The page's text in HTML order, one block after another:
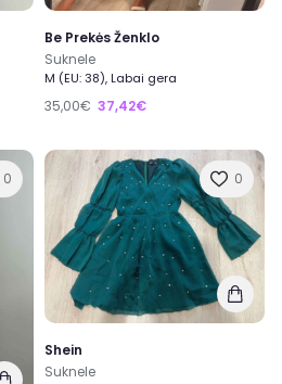
Be Prekės Ženklo
Suknele
M (EU: 38), Labai gera
35,00€ 37,42€
0 0
Shein
Suknele